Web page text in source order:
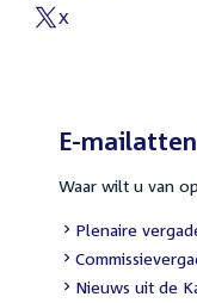
X
E-
Waar wilt u van
Plenaire
Nieuws uit de